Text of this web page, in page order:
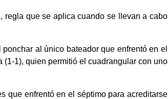
regla que se aplica cuando se llevan a cabo
al único bateador que enfrentó en el
1), quien permitió el cuadrangular con uno
que enfrentó en el séptimo para acreditarse